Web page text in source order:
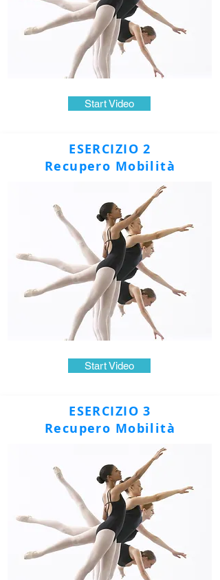
Start Video
ESERCIZIO 2
Recupero Mobilità
Start Video
ESERCIZIO 3
Recupero Mobilità